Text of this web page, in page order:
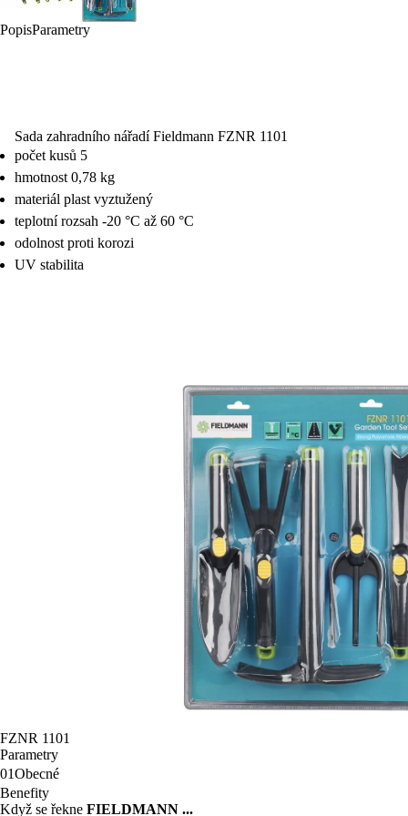
PopisParametry
Sada zahradního nářadí Fieldmann FZNR 1101
počet kusů 5
hmotnost 0,78 kg
materiál plast vyztužený
teplotní rozsah -20 °C až 60 °C
odolnost proti korozi
UV stabilita
FZNR 1101
Parametry
01Obecné
Benefity
Když se řekne FIELDMANN ...